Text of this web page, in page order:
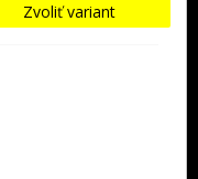
Zvoliť variant